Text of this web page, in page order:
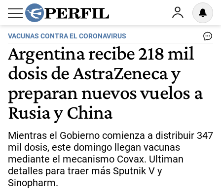
VACUNAS CONTRA EL CORONAVIRUS
Argentina recibe 218 mil
dosis de AstraZeneca y
preparan nuevos vuelos a
Rusia y China
Mientras el Gobierno comienza a distribuir 347
mil dosis, este domingo llegan vacunas
mediante el mecanismo Covax. Ultiman
detalles para traer más Sputnik V y
Sinopharm.